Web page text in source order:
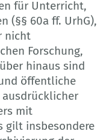
für Unterricht,
(§§ 60a ff. UrhG),
nicht
Forschung,
hinaus sind
öffentliche
mit
gilt insbesondere